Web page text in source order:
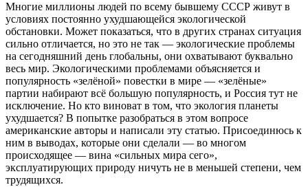
Многие миллионы людей по всему бывшему СССР живут в
условиях постоянно ухудшающейся экологической
обстановки. Может показаться, что в других странах ситуация
сильно отличается, но это не так — экологические проблемы
на сегодняшний день глобальны, они охватывают буквально
весь мир. Экологическими проблемами объясняется и
популярность «зелёной» повестки в мире — «зелёные»
партии набирают всё большую популярность, и Россия тут не
исключение. Но кто виноват в том, что экология планеты
ухудшается? В попытке разобраться в этом вопросе
американские авторы и написали эту статью. Присоединюсь к
ним в выводах, которые они сделали — во многом
происходящее — вина «сильных мира сего»,
эксплуатирующих природу ничуть не в меньшей степени, чем
трудящихся.